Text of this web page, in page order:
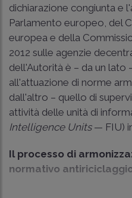
dichiarazione congiunta e
Parlamento europeo, del
europea e della
2012 sulle agenzie
dell'Autorità è – da un lato
all'attuazione di norme
dall'altro – quello di
attività delle unità di
Intelligence Units — FIU)
Il processo di
normativo